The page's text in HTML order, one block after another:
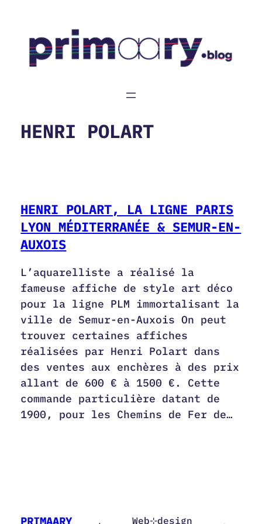
contenu
HENRI POLART
HENRI POLART, LA LIGNE PARIS
LYON MÉDITERRANÉE & SEMUR-EN-
AUXOIS
L’aquarelliste a réalisé la
fameuse affiche de style art déco
pour la ligne PLM immortalisant la
ville de Semur-en-Auxois On peut
trouver certaines affiches
réalisées par Henri Polart dans
des ventes aux enchères à des prix
allant de 600 € à 1500 €. Cette
commande particulière datant de
1900, pour les Chemins de Fer de…
PRIMAARY Web⊹design